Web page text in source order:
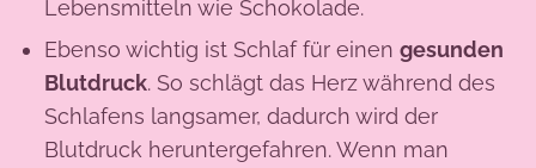
Lebensmitteln wie Schokolade.
Ebenso wichtig ist Schlaf für einen gesunden
Blutdruck. So schlägt das Herz während des
Schlafens langsamer, dadurch wird der
Blutdruck heruntergefahren. Wenn man